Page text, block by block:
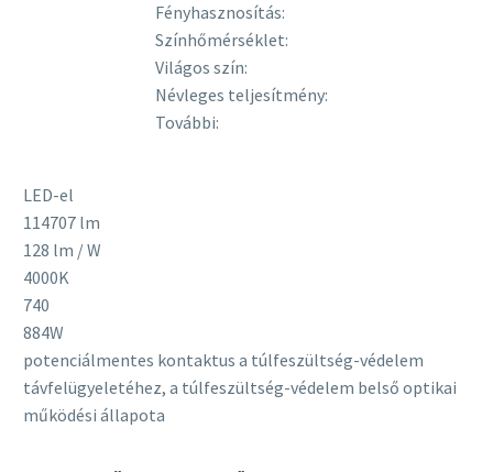
Fényhasznosítás:
Színhőmérséklet:
Világos szín:
Névleges teljesítmény:
További:
LED-el
114707 lm
128 lm / W
4000K
740
884W
potenciálmentes kontaktus a túlfeszültség-védelem
távfelügyeletéhez, a túlfeszültség-védelem belső optikai
működési állapota